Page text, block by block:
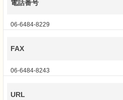
電話番号
06-6484-8229
FAX
06-6484-8243
URL